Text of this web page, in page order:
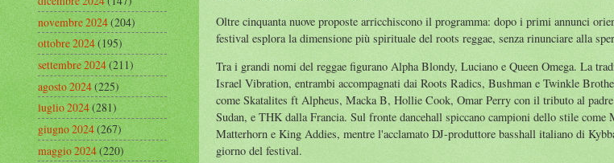
Oltre cinquanta nuove proposte arricchiscono il programma: dopo i primi annunci
festival esplora la dimensione più spirituale del roots reggae, senza rinunciare alla
Tra i grandi nomi del reggae figurano Alpha Blondy, Luciano e Queen Omega. La
Israel Vibration, entrambi accompagnati dai Roots Radics, Bushman e Twinkle
come Skatalites ft Alpheus, Macka B, Hollie Cook, Omar Perry con il tributo al
Sudan, e THK dalla Francia. Sul fronte dancehall spiccano campioni dello stile
Matterhorn e King Addies, mentre l'acclamato DJ-produttore basshall italiano di
giorno del festival.
novembre 2024(204)
ottobre 2024(195)
settembre 2024(211)
agosto 2024(225)
luglio 2024(281)
giugno 2024(267)
maggio 2024(220)